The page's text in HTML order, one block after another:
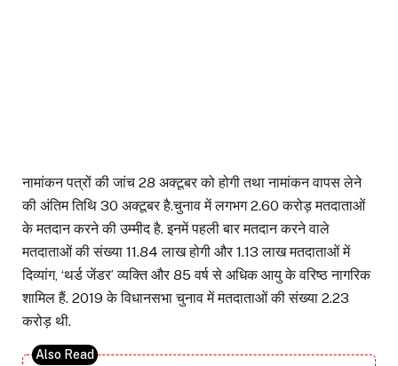
नामांकन पत्रों की जांच 28 अक्टूबर को होगी तथा नामांकन वापस लेने
की अंतिम तिथि 30 अक्टूबर है.चुनाव में लगभग 2.60 करोड़ मतदाताओं
के मतदान करने की उम्मीद है. इनमें पहली बार मतदान करने वाले
मतदाताओं की संख्या 11.84 लाख होगी और 1.13 लाख मतदाताओं में
दिव्यांग, ‘थर्ड जेंडर’ व्यक्ति और 85 वर्ष से अधिक आयु के वरिष्ठ नागरिक
शामिल हैं. 2019 के विधानसभा चुनाव में मतदाताओं की संख्या 2.23
करोड़ थी.